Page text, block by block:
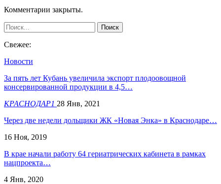
Комментарии закрыты.
Свежее:
Новости
За пять лет Кубань увеличила экспорт плодоовощной
консервированной продукции в 4,5…
КРАСНОДАР1 28 Янв, 2021
Через две недели дольщики ЖК «Новая Энка» в Краснодаре…
16 Ноя, 2019
В крае начали работу 64 гериатрических кабинета в рамках
нацпроекта…
4 Янв, 2020